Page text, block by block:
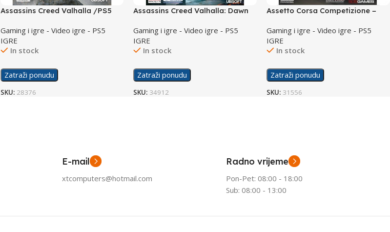
Assassins Creed Valhalla /PS5
Gaming i igre - Video igre - PS5
IGRE
In stock
Zatraži ponudu
SKU: 28376
Assassins Creed Valhalla: Dawn
Gaming i igre - Video igre - PS5
IGRE
In stock
Zatraži ponudu
SKU: 34912
Assetto Corsa Competizione –
Gaming i igre - Video igre - PS5
IGRE
In stock
Zatraži ponudu
SKU: 31556
E-mail
xtcomputers@hotmail.com
Radno vrijeme
Pon-Pet: 08:00 - 18:00
Sub: 08:00 - 13:00